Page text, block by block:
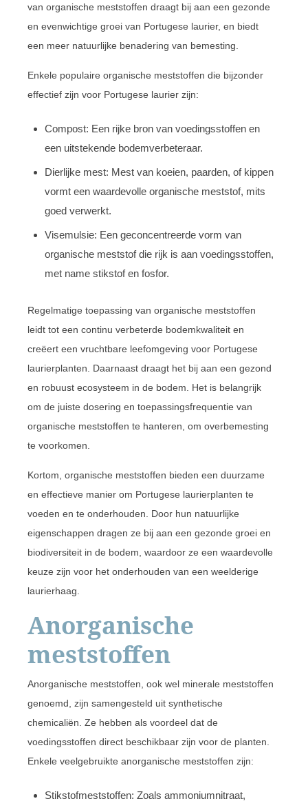
van organische meststoffen draagt bij aan een gezonde
en evenwichtige groei van Portugese laurier, en biedt
een meer natuurlijke benadering van bemesting.
Enkele populaire organische meststoffen die bijzonder
effectief zijn voor Portugese laurier zijn:
Compost: Een rijke bron van voedingsstoffen en
een uitstekende bodemverbeteraar.
Dierlijke mest: Mest van koeien, paarden, of kippen
vormt een waardevolle organische meststof, mits
goed verwerkt.
Visemulsie: Een geconcentreerde vorm van
organische meststof die rijk is aan voedingsstoffen,
met name stikstof en fosfor.
Regelmatige toepassing van organische meststoffen
leidt tot een continu verbeterde bodemkwaliteit en
creëert een vruchtbare leefomgeving voor Portugese
laurierplanten. Daarnaast draagt het bij aan een gezond
en robuust ecosysteem in de bodem. Het is belangrijk
om de juiste dosering en toepassingsfrequentie van
organische meststoffen te hanteren, om overbemesting
te voorkomen.
Kortom, organische meststoffen bieden een duurzame
en effectieve manier om Portugese laurierplanten te
voeden en te onderhouden. Door hun natuurlijke
eigenschappen dragen ze bij aan een gezonde groei en
biodiversiteit in de bodem, waardoor ze een waardevolle
keuze zijn voor het onderhouden van een weelderige
laurierhaag.
Anorganische
meststoffen
Anorganische meststoffen, ook wel minerale meststoffen
genoemd, zijn samengesteld uit synthetische
chemicaliën. Ze hebben als voordeel dat de
voedingsstoffen direct beschikbaar zijn voor de planten.
Enkele veelgebruikte anorganische meststoffen zijn:
Stikstofmeststoffen: Zoals ammoniumnitraat,